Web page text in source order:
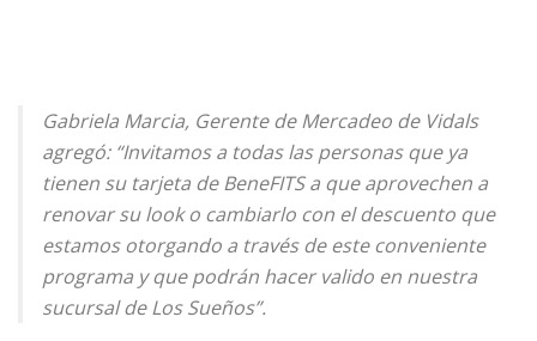
Gabriela Marcia, Gerente de Mercadeo de Vidals
agregó: “Invitamos a todas las personas que ya
tienen su tarjeta de BeneFITS a que aprovechen a
renovar su look o cambiarlo con el descuento que
estamos otorgando a través de este conveniente
programa y que podrán hacer valido en nuestra
sucursal de Los Sueños”.